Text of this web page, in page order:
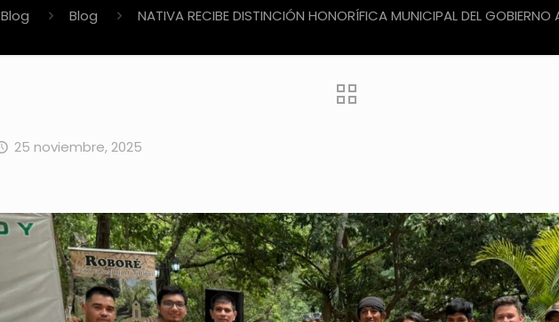
Blog Blog NATIVA RECIBE DISTINCIÓN HONORÍFICA MUNICIPAL DEL
25 noviembre, 2025